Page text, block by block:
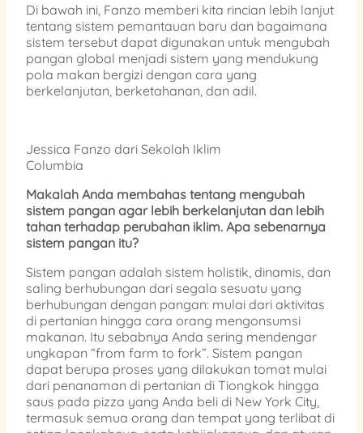
Di bawah ini, Fanzo memberi kita rincian lebih lanjut
tentang sistem pemantauan baru dan bagaimana
sistem tersebut dapat digunakan untuk mengubah
pangan global menjadi sistem yang mendukung
pola makan bergizi dengan cara yang
berkelanjutan, berketahanan, dan adil.
Jessica Fanzo dari Sekolah Iklim
Columbia
Makalah Anda membahas tentang mengubah
sistem pangan agar lebih berkelanjutan dan lebih
tahan terhadap perubahan iklim. Apa sebenarnya
sistem pangan itu?
Sistem pangan adalah sistem holistik, dinamis, dan
saling berhubungan dari segala sesuatu yang
berhubungan dengan pangan: mulai dari aktivitas
di pertanian hingga cara orang mengonsumsi
makanan. Itu sebabnya Anda sering mendengar
ungkapan “from farm to fork”. Sistem pangan
dapat berupa proses yang dilakukan tomat mulai
dari penanaman di pertanian di Tiongkok hingga
saus pada pizza yang Anda beli di New York City,
termasuk semua orang dan tempat yang terlibat di